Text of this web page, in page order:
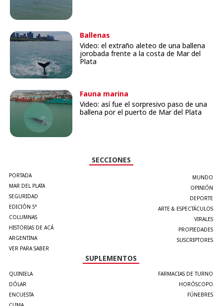
Ballenas
Video: el extraño aleteo de una ballena
jorobada frente a la costa de Mar del
Plata
Fauna marina
Video: así fue el sorpresivo paso de una
ballena por el puerto de Mar del Plata
SECCIONES
PORTADA
MAR DEL PLATA
SEGURIDAD
EDICIÓN 5°
COLUMNAS
HISTORIAS DE ACÁ
ARGENTINA
VER PARA SABER
MUNDO
OPINIÓN
DEPORTE
ARTE & ESPECTÁCULOS
VIRALES
PROPIEDADES
SUSCRIPTORES
SUPLEMENTOS
QUINIELA
DÓLAR
ENCUESTA
FARMACIAS DE TURNO
HORÓSCOPO
FÚNEBRES